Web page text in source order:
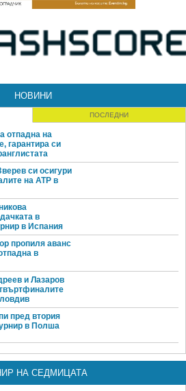
НОВИНИ
ПОСЛЕДНИ
отпадна на
гарантира си
си осигури
на ATP в
в
в Испания
пропиля аванс
в
и Лазаров
пред втория
в Полша
НА СЕДМИЦАТА